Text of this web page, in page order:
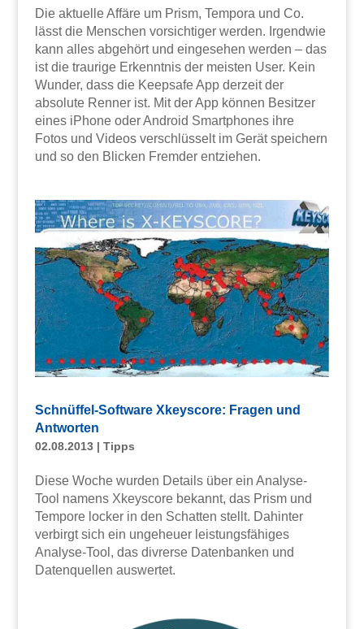
Die aktuelle Affäre um Prism, Tempora und Co.
lässt die Menschen vorsichtiger werden. Irgendwie
kann alles abgehört und eingesehen werden – das
ist die traurige Erkenntnis der meisten User. Kein
Wunder, dass die Keepsafe App derzeit der
absolute Renner ist. Mit der App können Besitzer
eines iPhone oder Android Smartphones ihre
Fotos und Videos verschlüsselt im Gerät speichern
und so den Blicken Fremder entziehen.
Schnüffel-Software Xkeyscore: Fragen und
Antworten
02.08.2013| Tipps
Diese Woche wurden Details über ein Analyse-
Tool namens Xkeyscore bekannt, das Prism und
Tempore locker in den Schatten stellt. Dahinter
verbirgt sich ein ungeheuer leistungsfähiges
Analyse-Tool, das divrerse Datenbanken und
Datenquellen auswertet.